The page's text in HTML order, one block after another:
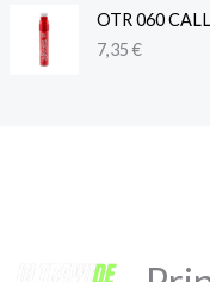
OTR 060
7,35€